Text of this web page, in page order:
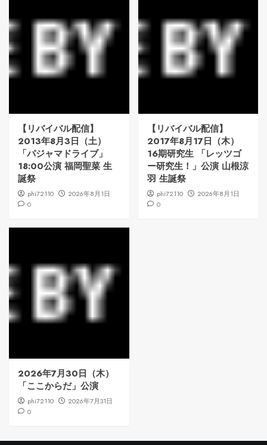
【リバイバル配信】
2013年8月3日（土）
「パジャマドライブ」
18:00公演 福岡聖菜 生
誕祭
phi72110
2026年8月1日
0
【リバイバル配信】
2017年8月17日（木）
16期研究生 「レッツゴ
ー研究生！」公演 山根涼
羽 生誕祭
phi72110
2026年8月1日
0
2026年7月30日（木）
「ここからだ」公演
phi72110
2026年7月31日
0